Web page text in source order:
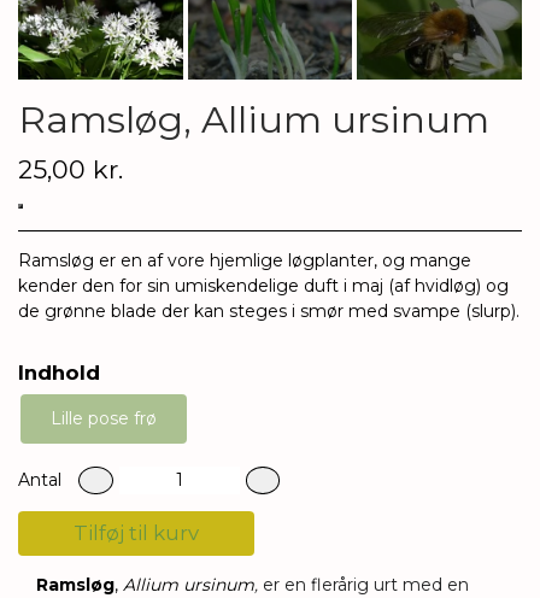
Ramsløg, Allium ursinum
25,00 kr.
Ramsløg er en af vore hjemlige løgplanter, og mange
kender den for sin umiskendelige duft i maj (af hvidløg) og
de grønne blade der kan steges i smør med svampe (slurp).
Indhold
Lille pose frø
Antal
Tilføj til kurv
Ramsløg, Allium ursinum, er en flerårig urt med en